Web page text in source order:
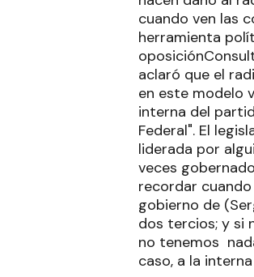
cuando ven las
herramienta
aclaró que el
en este modelo
interna del
Federal". El
liderada por
veces
recordar
gobierno de
dos tercios; y si
no tenemos
caso, a la